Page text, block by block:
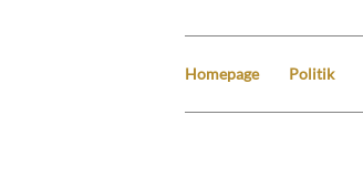
Homepage Politik